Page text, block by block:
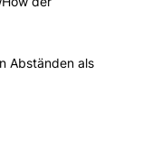
Abständen als